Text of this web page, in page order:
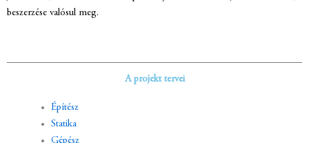
beszerzése valósul meg.
A projekt tervei
Építész
Statika
Gépész